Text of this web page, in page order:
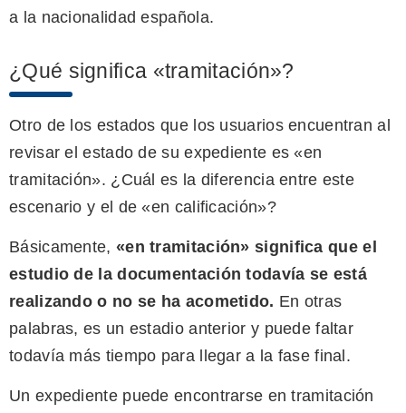
a la nacionalidad española.
¿Qué significa «tramitación»?
Otro de los estados que los usuarios encuentran al
revisar el estado de su expediente es «en
tramitación». ¿Cuál es la diferencia entre este
escenario y el de «en calificación»?
Básicamente, «en tramitación» significa que el
estudio de la documentación todavía se está
realizando o no se ha acometido. En otras
palabras, es un estadio anterior y puede faltar
todavía más tiempo para llegar a la fase final.
Un expediente puede encontrarse en tramitación